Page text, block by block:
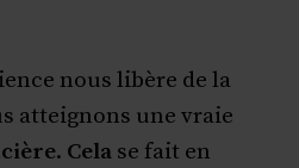
nous libère de la
atteignons une vraie
. Cela se fait en